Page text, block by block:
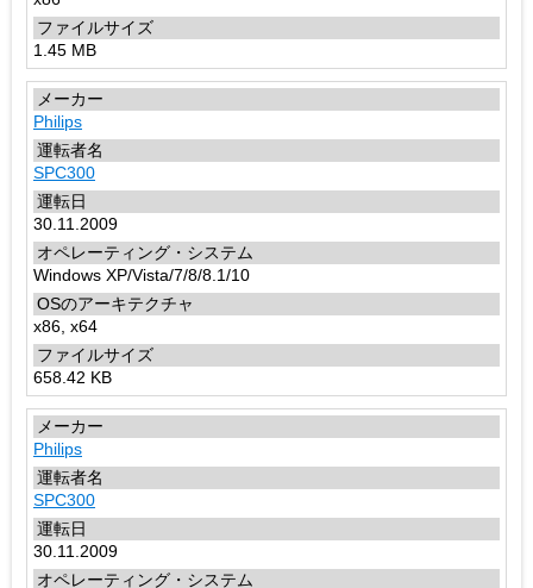
1.45 MB
Philips
SPC300
30.11.2009
Windows XP/Vista/7/8/8.1/10
x86, x64
658.42 KB
Philips
SPC300
30.11.2009